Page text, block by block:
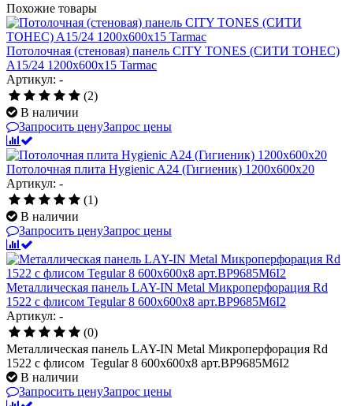
Похожие товары
Потолочная (стеновая) панель CITY TONES (CИТИ ТОНЕС)
A15/24 1200x600x15 Tarmac
Артикул: -
(2)
В наличии
Запросить ценуЗапрос цены
Потолочная плита Hygienic A24 (Гигиеник) 1200x600x20
Артикул: -
(1)
В наличии
Запросить ценуЗапрос цены
Металлическая панель LAY-IN Metal Микроперфорация Rd
1522 с флисом Tegular 8 600x600x8 арт.BP9685M6I2
Артикул: -
(0)
Металлическая панель LAY-IN Metal Микроперфорация Rd
1522 с флисом Tegular 8 600x600x8 арт.BP9685M6I2
В наличии
Запросить ценуЗапрос цены